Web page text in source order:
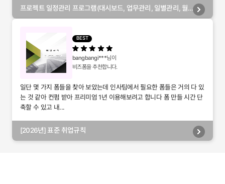
프로젝트 일정관리 프로그램(대시보드, 업무관리, 일별관리, 월
BEST
bangbangi***님이
비즈폼을 추천합니다.
일단 몇 가지 폼들을 찾아 보았는데 인사팀에서 필요한 폼들은 거의 다 있
는 것 같아 컨펌 받아 프리미엄 1년 이용해보려고 합니다 폼 만들 시간 단
축할 수 있고 내...
[2026년] 표준 취업규칙